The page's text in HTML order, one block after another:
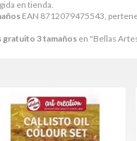
en tienda.
EAN 8712079475543,
gratuito 3 tamaños en "Bellas